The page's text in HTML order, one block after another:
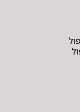
ק"מ, טיפול 10,000 ק"מ, טיפול